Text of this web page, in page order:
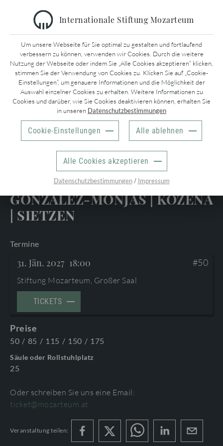
Internationale Stiftung Mozarteum
Um unsere Webseite für Sie optimal zu gestalten und fortlaufend
verbessern zu können, verwenden wir Cookies. Durch die weitere
Nutzung der Webseite oder indem Sie „Alle Cookies akzeptieren“ klicken,
stimmen Sie der Verwendung von Cookies zu. Klicken Sie auf „Cookie-
Einstellungen“, um genauere Informationen und die Möglichkeit der
Auswahl einzelner Cookies zu erhalten. Weitere Informationen zu
Cookies und darüber, wie Sie Cookies deaktivieren können, erhalten Sie
in unseren Datenschutzbestimmungen
Cookie-Einstellungen Alle ablehnen
Alle Cookies akzeptieren
Datenschutzbestimmungen/ Impressum
KONZERTE & EVENTS
MOZARTWOCHE
SAISONKONZERTE
KINDERKONZERTE
BESUCHERINFOS UND BARRIEREFREIHEIT
DOWNLOADPROGRAMMHEFTE & ZUGABEN
ZURÜCK
Mozartwoche
ABSCHLUSSKONZERT:
MOZARTEUMORCHESTER
SALZBURG
GONZÁLEZ-MONJAS | KOŽENÁ
| SIETZEN
Termine
31. Jän. 2027 18:00 #50
Stiftung Mozarteum, Großer Saal
TICKETS
Preise
50 / 85 / 115 / 150 / 175
Säule oder Rollstuhlplatz
25
Oder schreiben Sie uns eine Email:
ticket@mozarteum.at
Veranstaltung teilen:
INFORMATIONEN
Kontakt
Impressum
Datenschutzrichtlinien
AGB
UNTERNEHMEN
Presse
Stellenangebote
TICKETS